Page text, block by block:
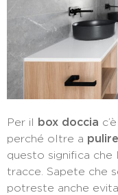
Per il box doccia c’è
perché oltre a
questo significa che
tracce. Sapete che
potreste anche